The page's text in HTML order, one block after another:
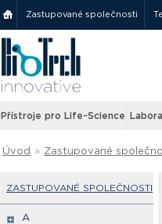
Zastupované společnosti
Přístroje pro Life-Science
Úvod » Zastupované
ZASTUPOVANÉ SPOLEČNOSTI
A